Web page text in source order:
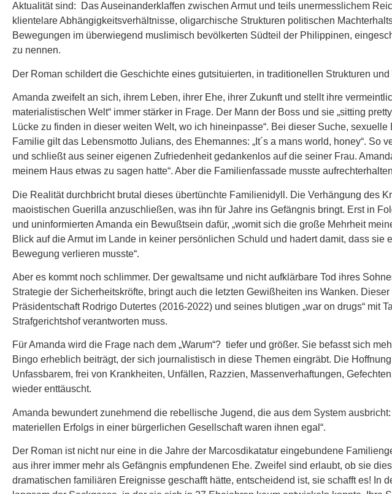
Aktualität sind: Das Auseinanderklaffen zwischen Armut und teils unermesslichem
klientelare Abhängigkeitsverhältnisse, oligarchische Strukturen politischen
Bewegungen im überwiegend muslimisch bevölkerten Südteil der Philippinen,
zu nennen.
Der Roman schildert die Geschichte eines gutsituierten, in traditionellen Strukturen
Amanda zweifelt an sich, ihrem Leben, ihrer Ehe, ihrer Zukunft und stellt ihre
materialistischen Welt“ immer stärker in Frage. Der Mann der Boss und sie „sitting
Lücke zu finden in dieser weiten Welt, wo ich hineinpasse“. Bei dieser Suche,
Familie gilt das Lebensmotto Julians, des Ehemannes: „It´s a mans world, honey“. So
und schließt aus seiner eigenen Zufriedenheit gedankenlos auf die seiner Frau.
meinem Haus etwas zu sagen hatte“. Aber die Familienfassade musste
Die Realität durchbricht brutal dieses übertünchte Familienidyll. Die Verhängung des
maoistischen Guerilla anzuschließen, was ihn für Jahre ins Gefängnis bringt. Erst in
und uninformierten Amanda ein Bewußtsein dafür, „womit sich die große Mehrheit
Blick auf die Armut im Lande in keiner persönlichen Schuld und hadert damit, dass
Bewegung verlieren musste“.
Aber es kommt noch schlimmer. Der gewaltsame und nicht aufklärbare Tod ihres
Strategie der Sicherheitskröfte, bringt auch die letzten Gewißheiten ins Wanken.
Präsidentschaft Rodrigo Dutertes (2016-2022) und seines blutigen „war on drugs“ mit
Strafgerichtshof verantworten muss.
Für Amanda wird die Frage nach dem „Warum“? tiefer und größer. Sie befasst sich
Bingo erheblich beiträgt, der sich journalistisch in diese Themen eingräbt. Die
Unfassbarem, frei von Krankheiten, Unfällen, Razzien, Massenverhaftungen,
wieder enttäuscht.
Amanda bewundert zunehmend die rebellische Jugend, die aus dem System
materiellen Erfolgs in einer bürgerlichen Gesellschaft waren ihnen egal“.
Der Roman ist nicht nur eine in die Jahre der Marcosdikatatur eingebundene
aus ihrer immer mehr als Gefängnis empfundenen Ehe. Zweifel sind erlaubt, ob sie
dramatischen familiären Ereignisse geschafft hätte, entscheidend ist, sie schafft es! In